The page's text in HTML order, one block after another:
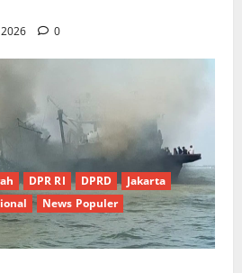
0
DPR RI DPRD
Jakarta
News Populer